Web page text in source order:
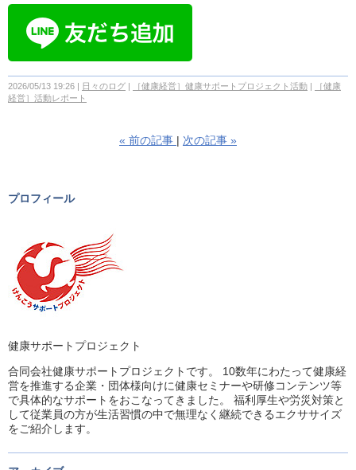
2026/05/13 19:26 日々のログ ［健康経営］健康サポートプロジェクト活動
［健康
経営］活動レポート
« 前の記事 次の記事 »
プロフィール
健康サポートプロジェクト
合同会社健康サポートプロジェクトです。 10数年にわたって健康経
営を推進する企業・団体様向けに健康セミナーや研修コンテンツ等
で具体的なサポートをおこなってきました。 福利厚生や労災対策と
して従業員の方が生活習慣の中で無理なく継続できるエクササイズ
をご紹介します。